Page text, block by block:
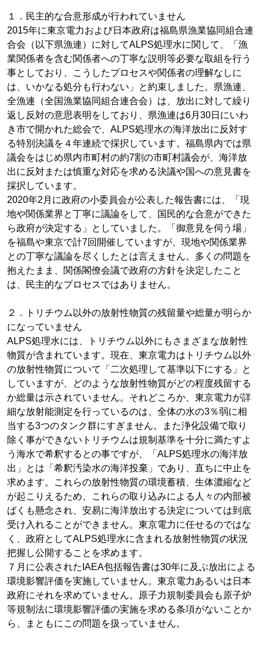
１．民主的な合意形成が行われていません
2015年に東京電力および日本政府は福島県漁業協同組合連
合会（以下県漁連）に対してALPS処理水に関して、「漁
業関係者を含む関係者への丁寧な説明等必要な取組を行う
事としており、こうしたプロセスや関係者の理解なしに
は、いかなる処分も行わない」と約束しました。県漁連、
全漁連（全国漁業協同組合連合会）は、放出に対して繰り
返し反対の意思表明をしており、県漁連は6月30日にいわ
き市で開かれた総会で、ALPS処理水の海洋放出に反対す
る特別決議を４年連続で採択しています。福島県内では県
議会をはじめ県内市町村の約7割の市町村議会が、海洋放
出に反対または慎重な対応を求める決議や国への意見書を
採択しています。
2020年2月に政府の小委員会が公表した報告書には、「現
地や関係業界と丁寧に議論をして、国民的な合意ができた
ら政府が決定する」としていました。「御意見を伺う場」
を福島や東京で計7回開催していますが、現地や関係業界
との丁寧な議論を尽くしたとは言えません。多くの問題を
抱えたまま、関係閣僚会議で政府の方針を決定したこと
は、民主的なプロセスではありません。
２．トリチウム以外の放射性物質の残留量や総量が明らか
になっていません
ALPS処理水には、トリチウム以外にもさまざまな放射性
物質が含まれています。現在、東京電力はトリチウム以外
の放射性物質について「二次処理して基準以下にする」と
していますが、どのような放射性物質がどの程度残留する
か総量は示されていません。それどころか、東京電力が詳
細な放射能測定を行っているのは、全体の水の3％弱に相
当する3つのタンク群にすぎません。また浄化設備で取り
除く事ができないトリチウムは規制基準を十分に満たすよ
う海水で希釈するとの事ですが、「ALPS処理水の海洋放
出」とは「希釈汚染水の海洋投棄」であり、直ちに中止を
求めます。これらの放射性物質の環境蓄積、生体濃縮など
が起こりえるため、これらの取り込みによる人々の内部被
ばくも懸念され、安易に海洋放出する決定については到底
受け入れることができません。東京電力に任せるのではな
く、政府としてALPS処理水に含まれる放射性物質の状況
把握し公開することを求めます。
７月に公表されたIAEA包括報告書は30年に及ぶ放出による
環境影響評価を実施していません。東京電力あるいは日本
政府にそれを求めていません。原子力規制委員会も原子炉
等規制法に環境影響評価の実施を求める条項がないことか
ら、まともにこの問題を扱っていません。